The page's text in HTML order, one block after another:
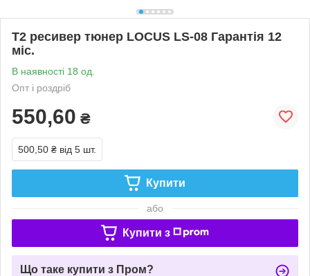
Т2 ресивер тюнер LOCUS LS-08 Гарантія 12
міс.
В наявності 18 од.
Опт і роздріб
550,60 ₴
500,50 ₴ від 5 шт.
Купити
або
Купити з
Що таке купити з Пром?